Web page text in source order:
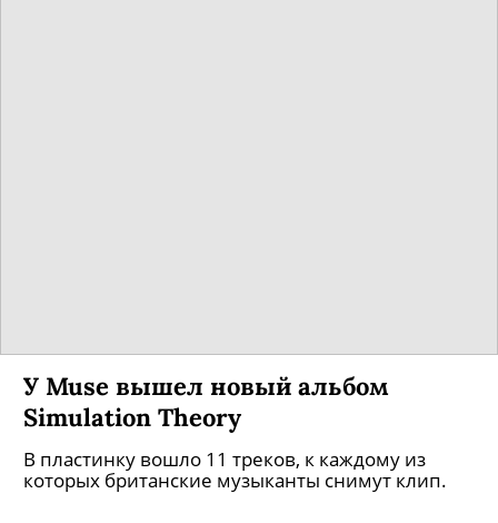
У Muse вышел новый альбом
Simulation Theory
В пластинку вошло 11 треков, к каждому из
которых британские музыканты снимут клип.